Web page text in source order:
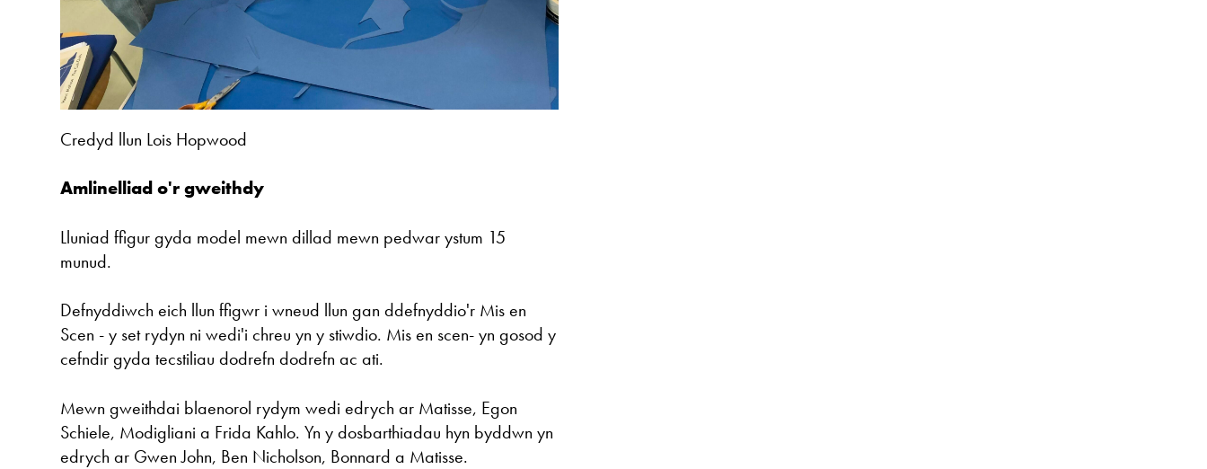
Credyd llun Lois Hopwood
Amlinelliad o'r gweithdy
Lluniad ffigur gyda model mewn dillad mewn pedwar ystum 15
munud.
Defnyddiwch eich llun ffigwr i wneud llun gan ddefnyddio'r Mis en
Scen - y set rydyn ni wedi'i chreu yn y stiwdio. Mis en scen- yn gosod y
cefndir gyda tecstiliau dodrefn dodrefn ac ati.
Mewn gweithdai blaenorol rydym wedi edrych ar Matisse, Egon
Schiele, Modigliani a Frida Kahlo. Yn y dosbarthiadau hyn byddwn yn
edrych ar Gwen John, Ben Nicholson, Bonnard a Matisse.